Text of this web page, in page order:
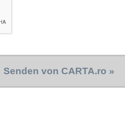
Senden von CARTA.ro »